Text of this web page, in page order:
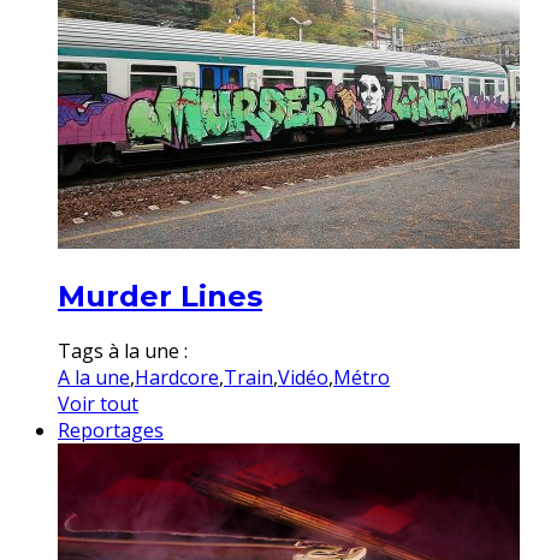
Murder Lines
Tags à la une :
A la une,Hardcore,Train,Vidéo,Métro
Voir tout
Reportages